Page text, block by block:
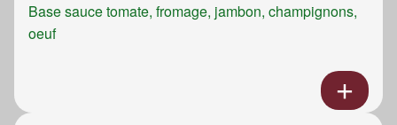
Base sauce tomate, fromage, jambon, champignons,
oeuf